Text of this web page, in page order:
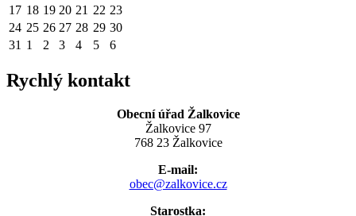
17 18 19 20 21 22 23
24 25 26 27 28 29 30
31 1 2 3 4 5 6
Rychlý kontakt
Obecní úřad Žalkovice
Žalkovice 97
768 23 Žalkovice
E-mail:
obec@zalkovice.cz
Starostka: